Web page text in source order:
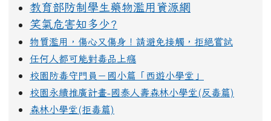
教育部防制學生藥物濫用資源網
笑氣危害知多少?
物質濫用，傷心又傷身！請避免接觸，拒絕嘗試
任何人都可能對毒品上癮
校園防毒守門員－國小篇「西遊小學堂」
校園永續推廣計畫-國泰人壽森林小學堂(反毒篇)
森林小學堂(拒毒篇)